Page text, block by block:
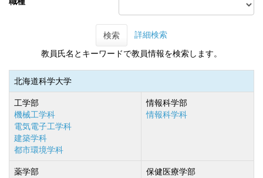
検索 詳細検索
教員氏名とキーワードで教員情報を検索します。
北海道科学大学
工学部
機械工学科
電気電子工学科
建築学科
都市環境学科
情報科学部
情報科学科
薬学部
保健医療学部